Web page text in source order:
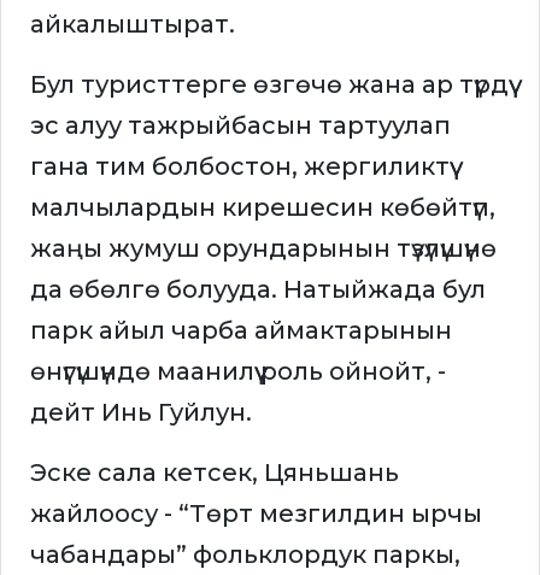
айкалыштырат.
Бул туристтерге өзгөчө жана ар түрдүү
эс алуу тажрыйбасын тартуулап
гана тим болбостон, жергиликтүү
малчылардын кирешесин көбөйтүп,
жаңы жумуш орундарынын түзүлүшүнө
да өбөлгө болууда. Натыйжада бул
парк айыл чарба аймактарынын
өнүгүшүндө маанилүү роль ойнойт, -
дейт Инь Гуйлун.
Эске сала кетсек, Цяньшань
жайлоосу - “Төрт мезгилдин ырчы
чабандары” фольклордук паркы,